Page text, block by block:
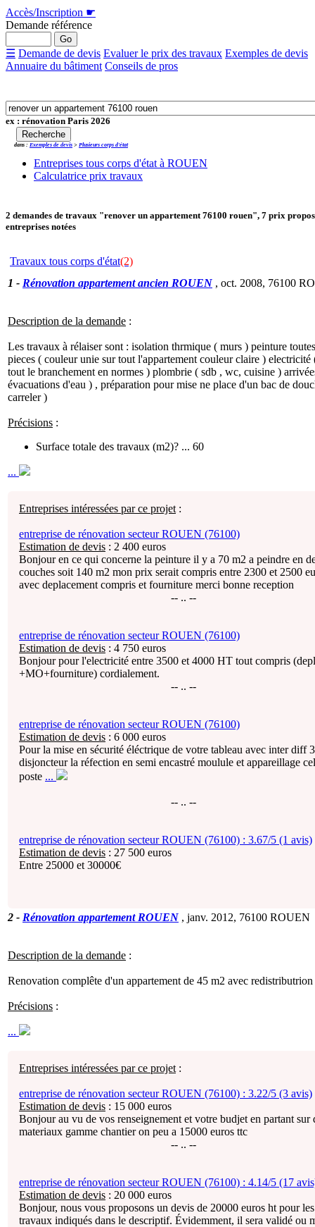
Accès/Inscription ☛
Demande référence
☰ Demande de devis Evaluer le prix des travaux Exemples de devis
Annuaire du bâtiment Conseils de pros
ex : rénovation Paris 2026
dans : Exemples de devis > Plusieurs corps d'état
Entreprises tous corps d'état à ROUEN
Calculatrice prix travaux
2 demandes de travaux "renover un appartement 76100 rouen", 7 prix
entreprises notées
Travaux tous corps d'état(2)
1 - Rénovation appartement ancien ROUEN , oct. 2008, 76100
Description de la demande :
Les travaux à rélaiser sont : isolation thrmique ( murs ) peinture
pieces ( couleur unie sur tout l'appartement couleur claire ) electricité
tout le branchement en normes ) plombrie ( sdb , wc, cuisine )
évacuations d'eau ) , préparation pour mise ne place d'un bac de
carreler )
Précisions :
Surface totale des travaux (m2)? ... 60
...
Entreprises intéressées par ce projet :
entreprise de rénovation secteur ROUEN (76100)
Estimation de devis : 2 400 euros
Bonjour en ce qui concerne la peinture il y a 70 m2 a peindre en
couches soit 140 m2 mon prix serait compris entre 2300 et 2500
avec deplacement compris et fourniture merci bonne reception
-- .. --
entreprise de rénovation secteur ROUEN (76100)
Estimation de devis : 4 750 euros
Bonjour pour l'electricité entre 3500 et 4000 HT tout compris
+MO+fourniture) cordialement.
-- .. --
entreprise de rénovation secteur ROUEN (76100)
Estimation de devis : 6 000 euros
Pour la mise en sécurité éléctrique de votre tableau avec inter diff
disjoncteur la réfection en semi encastré moulule et appareillage
poste ...
-- .. --
entreprise de rénovation secteur ROUEN (76100) : 3.67/5 (1 avis)
Estimation de devis : 27 500 euros
Entre 25000 et 30000€
2 - Rénovation appartement ROUEN , janv. 2012, 76100 ROUEN
Description de la demande :
Renovation complête d'un appartement de 45 m2 avec redistributrion
Précisions :
...
Entreprises intéressées par ce projet :
entreprise de rénovation secteur ROUEN (76100) : 3.22/5 (3 avis)
Estimation de devis : 15 000 euros
Bonjour au vu de vos renseignement et votre budjet en partant sur
materiaux gamme chantier on peu a 15000 euros ttc
-- .. --
entreprise de rénovation secteur ROUEN (76100) : 4.14/5 (17
Estimation de devis : 20 000 euros
Bonjour, nous vous proposons un devis de 20000 euros ht pour les
travaux indiqués dans le descriptif. Évidemment, il sera validé ou